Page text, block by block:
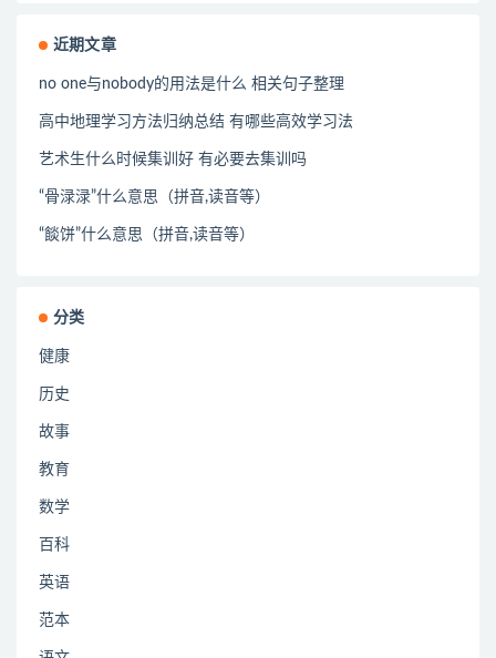
近期文章
no one与nobody的用法是什么 相关句子整理
高中地理学习方法归纳总结 有哪些高效学习法
艺术生什么时候集训好 有必要去集训吗
“骨渌渌”什么意思（拼音,读音等）
“餤饼”什么意思（拼音,读音等）
分类
健康
历史
故事
教育
数学
百科
英语
范本